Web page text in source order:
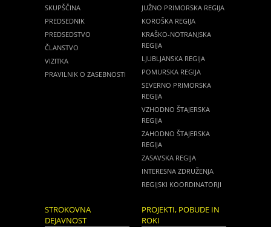
SKUPŠČINA
PREDSEDNIK
PREDSEDSTVO
ČLANSTVO
VIZITKA
PRAVILNIK O ZASEBNOSTI
JUŽNO PRIMORSKA REGIJA
KOROŠKA REGIJA
KRAŠKO-NOTRANJSKA
REGIJA
LJUBLJANSKA REGIJA
POMURSKA REGIJA
SEVERNO PRIMORSKA
REGIJA
VZHODNO ŠTAJERSKA
REGIJA
ZAHODNO ŠTAJERSKA
REGIJA
ZASAVSKA REGIJA
INTERESNA ZDRUŽENJA
REGIJSKI KOORDINATORJI
STROKOVNA
DEJAVNOST
PROJEKTI, POBUDE IN
ROKI